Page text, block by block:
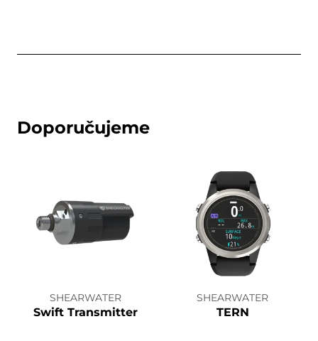
Doporučujeme
SHEARWATER
Swift Transmitter
SHEARWATER
TERN